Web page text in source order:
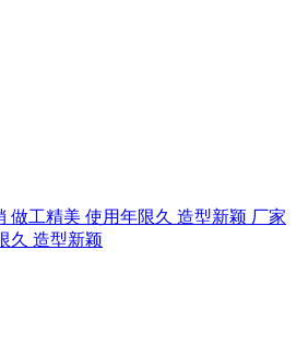
做工精美 使用年限久 造型新颖 厂家
久 造型新颖